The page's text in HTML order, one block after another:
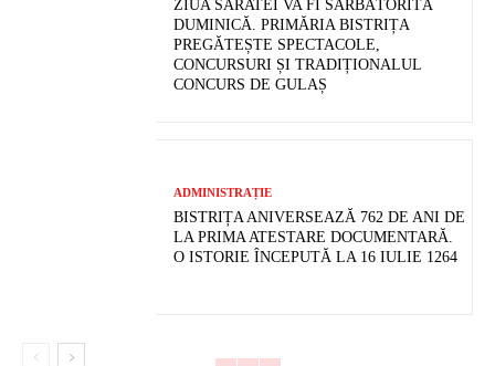
ZIUA SĂRATEI VA FI SĂRBĂTORITĂ
DUMINICĂ. PRIMĂRIA BISTRIȚA
PREGĂTEȘTE SPECTACOLE,
CONCURSURI ȘI TRADIȚIONALUL
CONCURS DE GULAȘ
ADMINISTRAȚIE
BISTRIȚA ANIVERSEAZĂ 762 DE ANI DE
LA PRIMA ATESTARE DOCUMENTARĂ.
O ISTORIE ÎNCEPUTĂ LA 16 IULIE 1264